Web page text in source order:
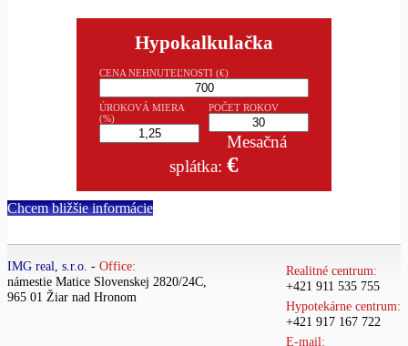
Hypokalkulačka
CENA NEHNUTEĽNOSTI (€)
ÚROKOVÁ MIERA
(%)
POČET ROKOV
Mesačná
splátka: €
Chcem bližšie informácie
IMG real, s.r.o. - Office:
námestie Matice Slovenskej 2820/24C,
965 01 Žiar nad Hronom
Realitné centrum:
+421 911 535 755
Hypotekárne centrum:
+421 917 167 722
E-mail: